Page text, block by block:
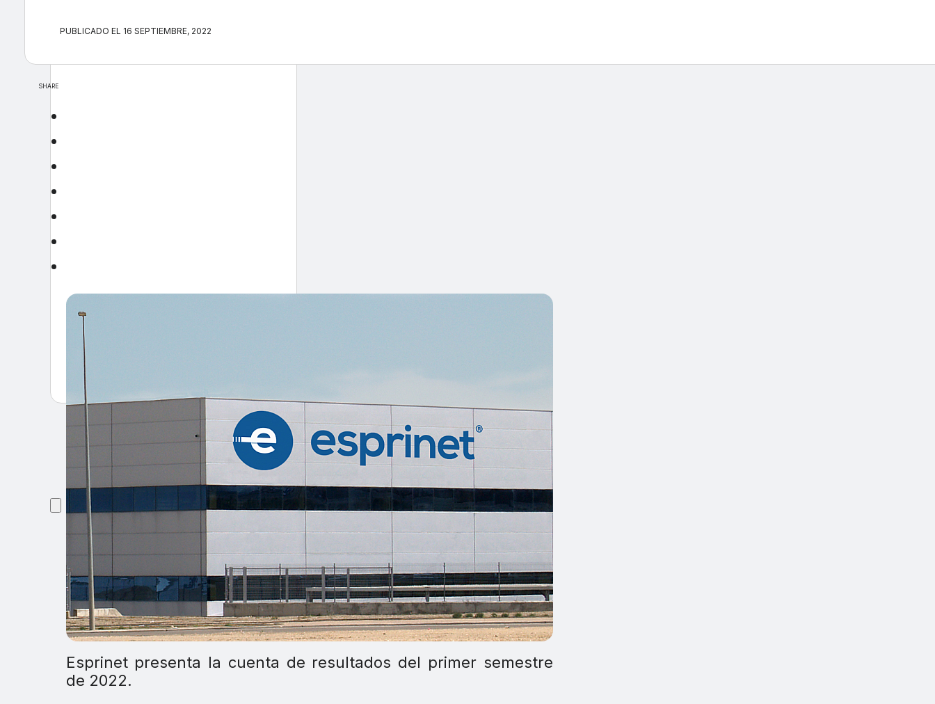
PUBLICADO EL 16 SEPTIEMBRE, 2022
SHARE
Esprinet presenta la cuenta de resultados del primer semestre
de 2022.